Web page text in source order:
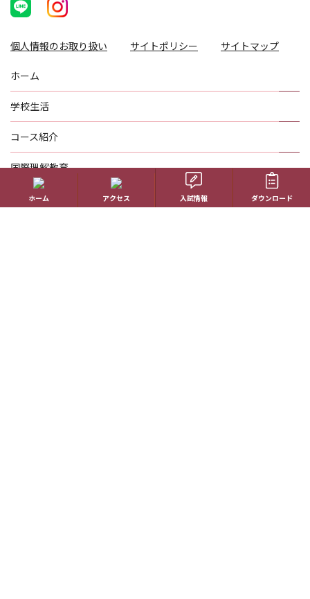
個人情報のお取り扱い サイトポリシー サイトマップ
ホーム
学校生活
コース紹介
国際理解教育
進路指導
ホーム アクセス 入試情報 ダウンロード